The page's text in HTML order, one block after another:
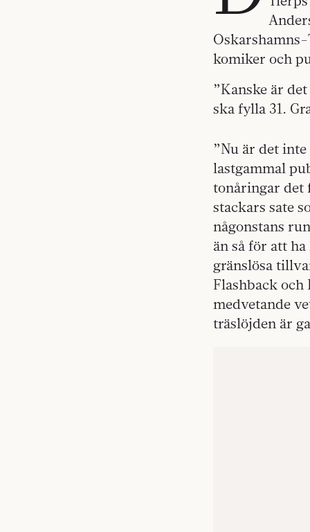
komiker och
”Kanske är
ska fylla 31.
”Nu är det
lastgammal
tonåringar det
stackars sate
någonstans
än så för att
gränslösa
Flashback och
medvetande
träslöjden är